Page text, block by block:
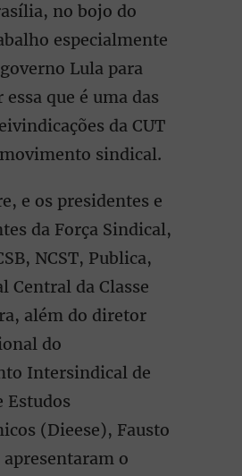
no bojo do
especialmente
Lula para
que é uma das
da CUT
sindical.
e os presidentes e
da Força Sindical,
NCST, Publica,
Central da Classe
além do diretor
do
Intersindical de
Estudos
(Dieese), Fausto
apresentaram o